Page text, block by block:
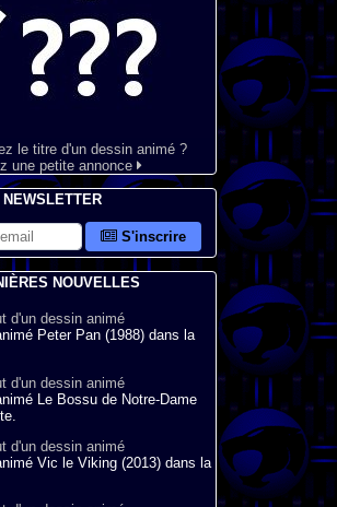
le titre d'un dessin animé ?
une petite annonce
NEWSLETTER
S'inscrire
NOUVELLES
d'un dessin animé
Peter Pan (1988) dans la
d'un dessin animé
Le Bossu de Notre-Dame
d'un dessin animé
Vic le Viking (2013) dans la